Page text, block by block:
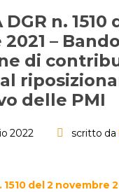
n. 1510
–
di
delle PMI
2022 scritto da
1510 del 2 novembre